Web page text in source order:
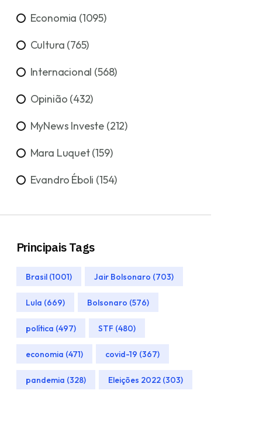
Economia (1095)
Cultura (765)
Internacional (568)
Opinião (432)
MyNews Investe (212)
Mara Luquet (159)
Evandro Éboli (154)
Principais Tags
Brasil (1001) Jair Bolsonaro (703)
Lula (669) Bolsonaro (576)
política (497) STF (480)
economia (471) covid-19 (367)
pandemia (328) Eleições 2022 (303)